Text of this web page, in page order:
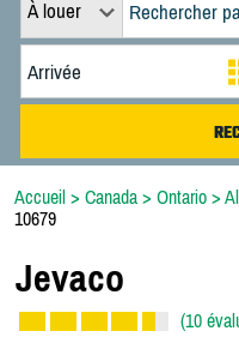
À louer
Accueil > Canada > Ontario >
10679
Jevaco
(10